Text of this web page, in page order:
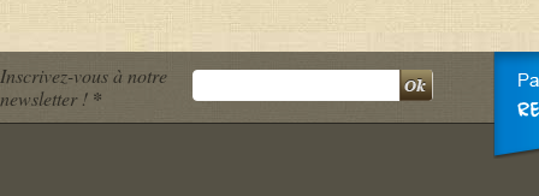
Inscrivez-vous à notre
newsletter ! *